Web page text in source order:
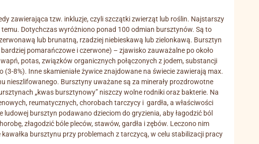
zawierająca tzw. inkluzje, czyli szczątki zwierząt lub roślin. Najstarszy
Dotychczas wyróżniono ponad 100 odmian bursztynów. Są to
lub brunatną, rzadziej niebieskawą lub zielonkawą. Bursztyn
pomarańczowe i czerwone) – zjawisko zauważalne po około
potas, związków organicznych połączonych z jodem, substancji
8%). Inne skamieniałe żywice znajdowane na świecie zawierają max.
nieszlifowanego. Bursztyny uważane są za minerały prozdrowotne
„kwas bursztynowy” niszczy wolne rodniki oraz bakterie. Na
reumatycznych, chorobach tarczycy i gardła, a właściwości
bursztyn podawano dzieciom do gryzienia, aby łagodzić ból
złagodzić bóle pleców, stawów, gardła i zębów. Leczono nim
bursztynu przy problemach z tarczycą, w celu stabilizacji pracy